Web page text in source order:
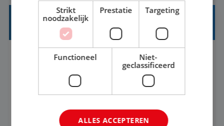
klanten te overtuigen om die droomreis te
boeken! ...
REISADVISEUR ALLROUND
Aalsmeer, Noord-Holland, Nederland
Baan
MBO
het nu voor jezelf is, of voor een ander: jij vindt
Strikt
noodzakelijk
Prestatie Targeting
Functioneel
Niet-
geclassificeerd
ALLES ACCEPTEREN